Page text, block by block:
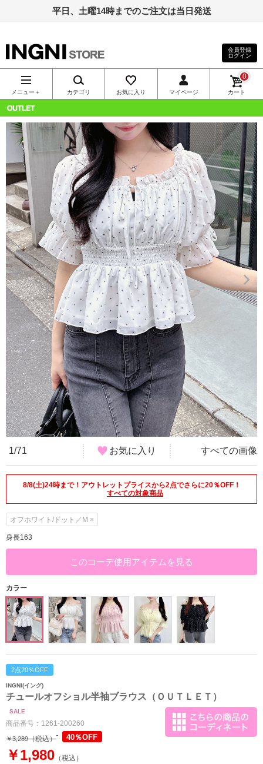
平日、土曜14時までのご注文は当日発送
INGNI（イン
グ）公式通
販｜INGNI
STORE
会員登録
ログイン
メニュー＋ カテゴリ お気に入り マイページ カート
0
OUTLET
1/71 お気に入り すべての画像
8/8(土)24時まで！アウトレットプライスから2点でさらに20％OFF！
すべての対象商品
オフホワイト/ドット／M ×
身長163
このコーデ使用アイテムを見る
カラー
2点20％OFF
INGNI(イング)
チュールオフショル半袖ブラウス（ＯＵＴＬＥＴ）
SALE
商品番号： 1261-200260
￥3,289（税込） 40％OFF
￥1,980 （税込）